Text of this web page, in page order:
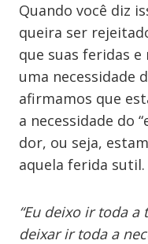
Quando você diz
queira ser
que suas feridas
uma necessidade
afirmamos que
a necessidade do
dor, ou seja,
aquela ferida sutil.
“Eu deixo ir toda
deixar ir toda a